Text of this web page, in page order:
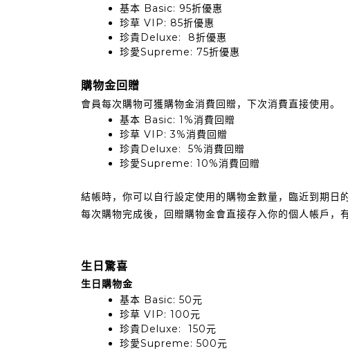
基本 Basic: 95折優惠
珍草 VIP: 85折優惠
珍貴Deluxe: 8折優惠
珍愛Supreme: 75折優惠
購物金回贈
會員每次購物可獲購物金消費回贈，下次消費直接使用。
基本 Basic: 1%消費回贈
珍草 VIP: 3%消費回贈
珍貴Deluxe: 5%消費回贈
珍愛Supreme: 10%消費回贈
結帳時，你可以自行設定使用的購物金數量，臨近到期
每次購物完成後，回贈購物金會直接存入你的個人帳戶，
生日驚喜
生日購物金
基本 Basic: 50元
珍草 VIP: 100元
珍貴Deluxe: 150元
珍愛Supreme: 500元